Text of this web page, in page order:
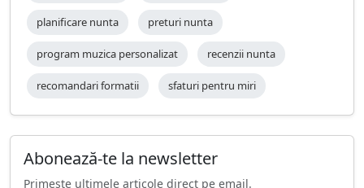
planificare nunta preturi nunta
program muzica personalizat recenzii nunta
recomandari formatii sfaturi pentru miri
Abonează-te la newsletter
Primește ultimele articole direct pe email.